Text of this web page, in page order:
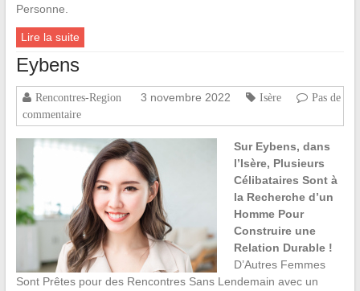
Personne.
Lire la suite
Eybens
Rencontres-Region 3 novembre 2022 Isère
Pas de
commentaire
Sur Eybens, dans
l’Isère, Plusieurs
Célibataires Sont à
la Recherche d’un
Homme Pour
Construire une
Relation Durable !
D’Autres Femmes
Sont Prêtes pour des Rencontres Sans Lendemain avec un